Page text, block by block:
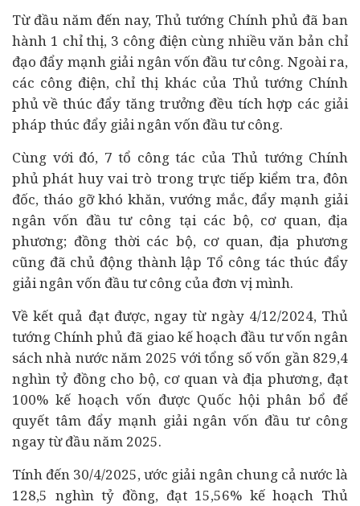
Từ đầu năm đến nay, Thủ tướng Chính phủ đã ban
hành 1 chỉ thị, 3 công điện cùng nhiều văn bản chỉ
đạo đẩy mạnh giải ngân vốn đầu tư công. Ngoài ra,
các công điện, chỉ thị khác của Thủ tướng Chính
phủ về thúc đẩy tăng trưởng đều tích hợp các giải
pháp thúc đẩy giải ngân vốn đầu tư công.
Cùng với đó, 7 tổ công tác của Thủ tướng Chính
phủ phát huy vai trò trong trực tiếp kiểm tra, đôn
đốc, tháo gỡ khó khăn, vướng mắc, đẩy mạnh giải
ngân vốn đầu tư công tại các bộ, cơ quan, địa
phương; đồng thời các bộ, cơ quan, địa phương
cũng đã chủ động thành lập Tổ công tác thúc đẩy
giải ngân vốn đầu tư công của đơn vị mình.
Về kết quả đạt được, ngay từ ngày 4/12/2024, Thủ
tướng Chính phủ đã giao kế hoạch đầu tư vốn ngân
sách nhà nước năm 2025 với tổng số vốn gần 829,4
nghìn tỷ đồng cho bộ, cơ quan và địa phương, đạt
100% kế hoạch vốn được Quốc hội phân bổ để
quyết tâm đẩy mạnh giải ngân vốn đầu tư công
ngay từ đầu năm 2025.
Tính đến 30/4/2025, ước giải ngân chung cả nước là
128,5 nghìn tỷ đồng, đạt 15,56% kế hoạch Thủ